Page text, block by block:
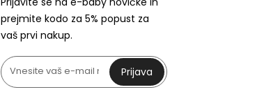
prejmite kodo za 5% popust za
vaš prvi nakup.
Prijava